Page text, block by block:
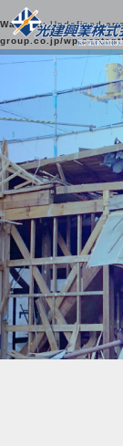
Warning: Undefined
group.co.jp/wp-
光建興業